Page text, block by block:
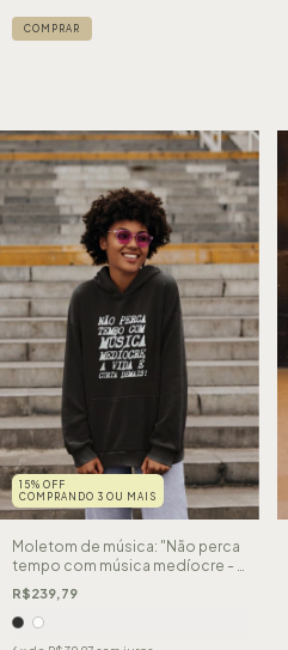
COMPRAR
15% OFF
COMPRANDO 3 OU MAIS
Moletom de música: "Não perca
tempo com música medíocre - a
vida é curta demais!"
R$239,79